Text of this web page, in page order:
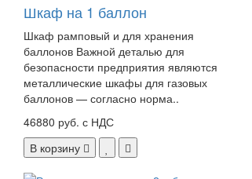
Шкаф на 1 баллон
Шкаф рамповый и для хранения
баллонов Важной деталью для
безопасности предприятия являются
металлические шкафы для газовых
баллонов — согласно норма..
46880 руб. с НДС
В корзину